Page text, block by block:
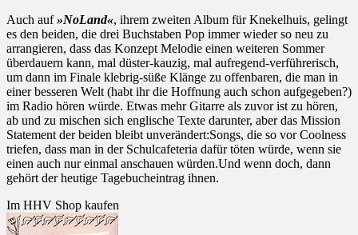
Auch auf»NoLand«, ihrem zweiten Album für Knekelhuis, gelingt
es den beiden, die drei Buchstaben Pop immer wieder so neu zu
arrangieren, dass das Konzept Melodie einen weiteren Sommer
überdauern kann, mal düster-kauzig, mal aufregend-verführerisch,
um dann im Finale klebrig-süße Klänge zu offenbaren, die man in
einer besseren Welt (habt ihr die Hoffnung auch schon aufgegeben?)
im Radio hören würde. Etwas mehr Gitarre als zuvor ist zu hören,
ab und zu mischen sich englische Texte darunter, aber das Mission
Statement der beiden bleibt unverändert:Songs, die so vor Coolness
triefen, dass man in der Schulcafeteria dafür töten würde, wenn sie
einen auch nur einmal anschauen würden.Und wenn doch, dann
gehört der heutige Tagebucheintrag ihnen.
Im HHV Shop kaufen